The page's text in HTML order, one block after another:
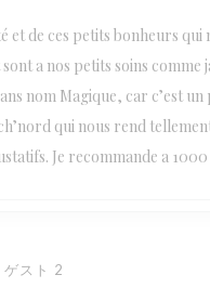
et de ces petits bonheurs
a nos petits soins
nom Magique, car c’est
qui nous rend
Je recommande a 1000
スト 2